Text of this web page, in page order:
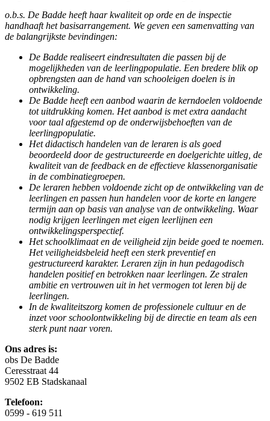
o.b.s. De Badde heeft haar kwaliteit op orde en de inspectie
handhaaft het basisarrangement. We geven een samenvatting van
de balangrijkste bevindingen:
De Badde realiseert eindresultaten die passen bij de
mogelijkheden van de leerlingpopulatie. Een bredere blik op
opbrengsten aan de hand van schooleigen doelen is in
ontwikkeling.
De Badde heeft een aanbod waarin de kerndoelen voldoende
tot uitdrukking komen. Het aanbod is met extra aandacht
voor taal afgestemd op de onderwijsbehoeften van de
leerlingpopulatie.
Het didactisch handelen van de leraren is als goed
beoordeeld door de gestructureerde en doelgerichte uitleg, de
kwaliteit van de feedback en de effectieve klassenorganisatie
in de combinatiegroepen.
De leraren hebben voldoende zicht op de ontwikkeling van de
leerlingen en passen hun handelen voor de korte en langere
termijn aan op basis van analyse van de ontwikkeling. Waar
nodig krijgen leerlingen met eigen leerlijnen een
ontwikkelingsperspectief.
Het schoolklimaat en de veiligheid zijn beide goed te noemen.
Het veiligheidsbeleid heeft een sterk preventief en
gestructureerd karakter. Leraren zijn in hun pedagodisch
handelen positief en betrokken naar leerlingen. Ze stralen
ambitie en vertrouwen uit in het vermogen tot leren bij de
leerlingen.
In de kwaliteitszorg komen de professionele cultuur en de
inzet voor schoolontwikkeling bij de directie en team als een
sterk punt naar voren.
Ons adres is:
obs De Badde
Ceresstraat 44
9502 EB Stadskanaal
Telefoon:
0599 - 619 511